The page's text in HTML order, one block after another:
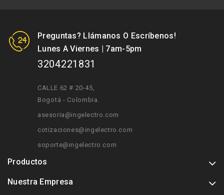
Preguntas? Llámanos O Escríbenos!
Lunes A Viernes | 7am-5pm
3204221831
CALLE 62 # 20-45
Bogotá - Colombia.
asesoria@ingelectro.com
cotizaciones@ingelectro.com
soporte@ingelectro.com
Productos
Nuestra Empresa